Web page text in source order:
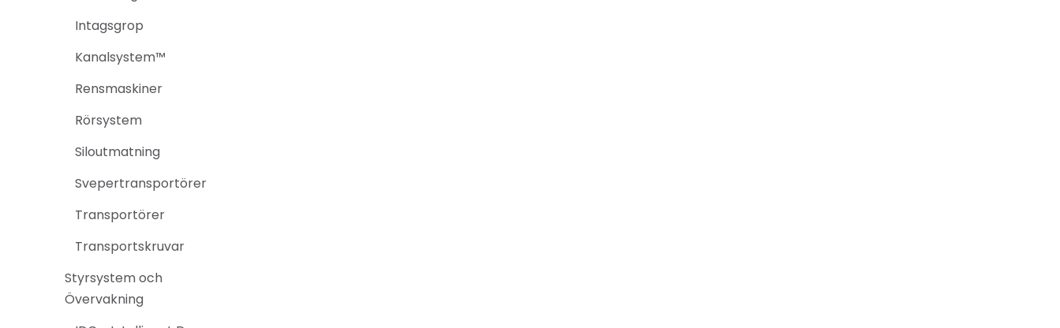
Intagsgrop
Kanalsystem™
Rensmaskiner
Rörsystem
Siloutmatning
Svepertransportörer
Transportörer
Transportskruvar
Styrsystem och
Övervakning